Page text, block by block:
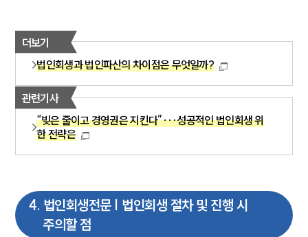
더보기
법인회생과 법인파산의 차이점은 무엇일까?
관련기사
“빚은 줄이고 경영권은 지킨다”···성공적인 법인회생 위
한 전략은
4. 법인회생전문 | 법인회생 절차 및 진행 시
주의할 점